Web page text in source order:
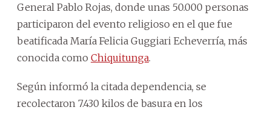
General Pablo Rojas, donde unas 50.000 personas
participaron del evento religioso en el que fue
beatificada María Felicia Guggiari Echeverría, más
conocida como Chiquitunga.
Según informó la citada dependencia, se
recolectaron 7.430 kilos de basura en los